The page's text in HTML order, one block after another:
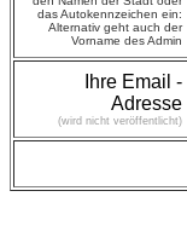
das Autokennzeichen ein:
Alternativ geht auch der
Vorname des Admin
Ihre Email -
Adresse
(wird nicht veröffentlicht)